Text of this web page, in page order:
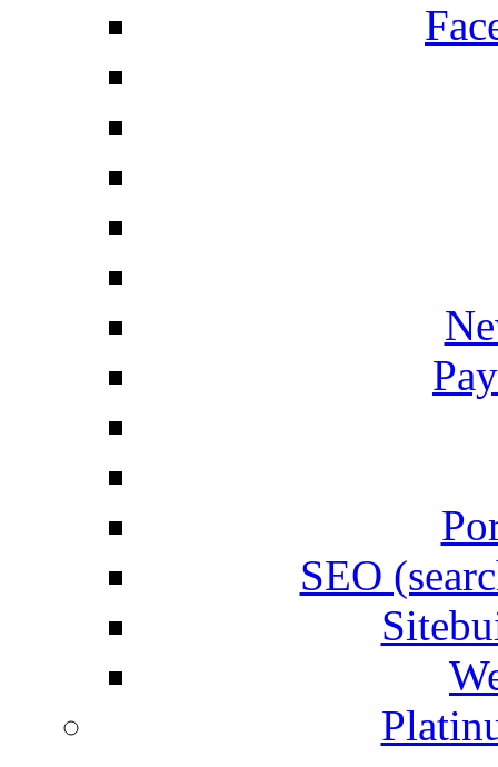
SEO